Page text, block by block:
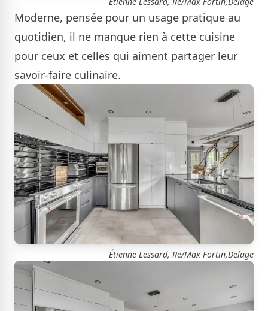
Moderne, pensée pour un usage pratique au
quotidien, il ne manque rien à cette cuisine
pour ceux et celles qui aiment partager leur
savoir-faire culinaire.
Étienne Lessard, Re/Max Fortin,Delage